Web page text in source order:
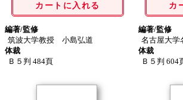
カートに入れる
編著/監修
筑波大学教授 小島弘道
体裁
Ｂ５判 484頁
カ
編著/監修
名古屋大
体裁
Ｂ５判 604